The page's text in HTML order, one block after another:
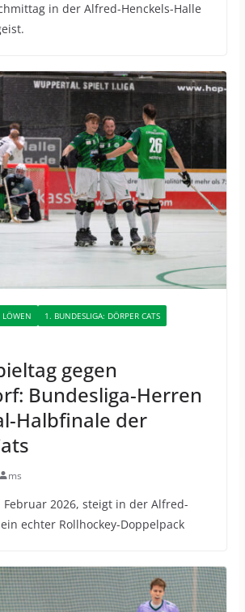
in der Alfred-Henckels-Halle
LÖWEN
1. BUNDESLIGA: DÖRPER CATS
gegen
Bundesliga-Herren
Halbfinale der
ms
Februar 2026, steigt in der Alfred-
echter Rollhockey-Doppelpack